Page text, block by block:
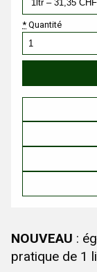
* Quantité
NOUVEAU :
pratique de 1